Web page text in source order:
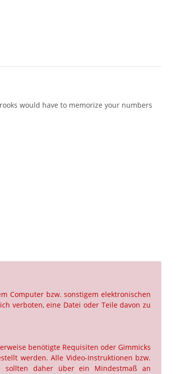
would have to memorize your numbers
Computer bzw. sonstigem elektronischen
verboten, eine Datei oder Teile davon zu
benötigte Requisiten oder Gimmicks
werden. Alle Video-Instruktionen bzw.
sollten daher über ein Mindestmaß an